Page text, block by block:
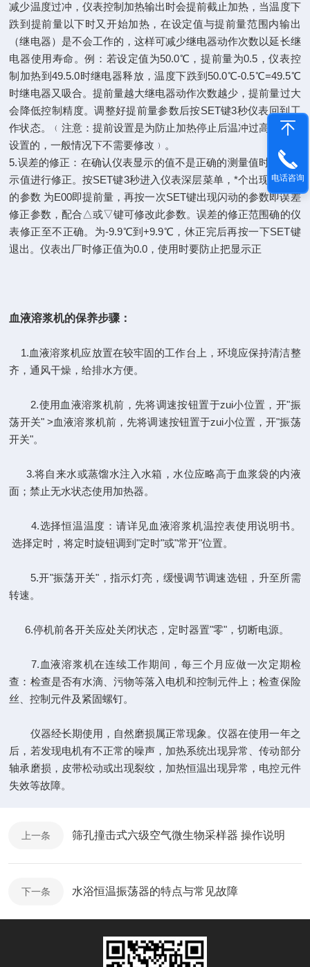
减少温度过冲，仪表控制加热输出时会提前截止加热，当温度下
跌到提前量以下时又开始加热，在设定值与提前量范围内输出
（继电器）是不会工作的，这样可减少继电器动作次数以延长继
电器使用寿命。例：若设定值为50.0℃，提前量为0.5，仪表控
制加热到49.5.0时继电器释放，温度下跌到50.0℃-0.5℃=49.5℃
时继电器又吸合。提前量越大继电器动作次数越少，提前量过大
会降低控制精度。调整好提前量参数后按SET键3秒仪表回到工
作状态。﹙注意：提前设置是为防止加热停止后温冲过高而专门
设置的，一般情况下不需要修改﹚。
5.误差的修正：在确认仪表显示的值不是正确的测量值时可对显
示值进行修正。按SET键3秒进入仪表深层菜单，*个出现并闪动
的参数 为E00即提前量，再按一次SET键出现闪动的参数即误差
修正参数，配合△或▽键可修改此参数。误差的修正范围确的仪
表修正至不正确。为-9.9℃到+9.9℃，休正完后再按一下SET键
退出。仪表出厂时修正值为0.0，使用时要防止把显示正
血液溶浆机的保养步骤：
1.血液溶浆机应放置在较牢固的工作台上，环境应保持清洁整
齐，通风干燥，给排水方便。
2.使用血液溶浆机前，先将调速按钮置于zui小位置，开"振
荡开关" >血液溶浆机前，先将调速按钮置于zui小位置，开"振荡
开关"。
3.将自来水或蒸馏水注入水箱，水位应略高于血浆袋的内液
面；禁止无水状态使用加热器。
4.选择恒温温度：请详见血液溶浆机温控表使用说明书。
选择定时，将定时旋钮调到"定时"或"常开"位置。
5.开"振荡开关"，指示灯亮，缓慢调节调速选钮，升至所需
转速。
6.停机前各开关应处关闭状态，定时器置"零"，切断电源。
7.血液溶浆机在连续工作期间，每三个月应做一次定期检
查：检查是否有水滴、污物等落入电机和控制元件上；检查保险
丝、控制元件及紧固螺钉。
仪器经长期使用，自然磨损属正常现象。仪器在使用一年之
后，若发现电机有不正常的噪声，加热系统出现异常、传动部分
轴承磨损，皮带松动或出现裂纹，加热恒温出现异常，电控元件
失效等故障。
上一条 筛孔撞击式六级空气微生物采样器 操作说明
下一条 水浴恒温振荡器的特点与常见故障
电话咨询